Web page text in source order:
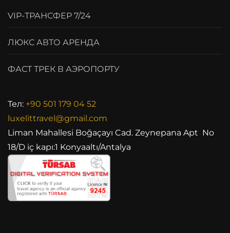
VIP-ТРАНСФЕР 7/24
ЛЮКС АВТО АРЕНДА
ФАСТ ТРЕК В АЭРОПОРТУ
Тел: +90 501 179 04 52
luxelittravel@gmail.com
Liman Mahallesi Boğaçayı Cad. Zeynepana Apt No
18/D iç kapı:1 Konyaaltı/Antalya